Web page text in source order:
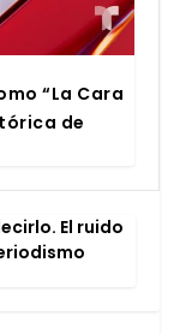
“La Cara
de
El rui­do